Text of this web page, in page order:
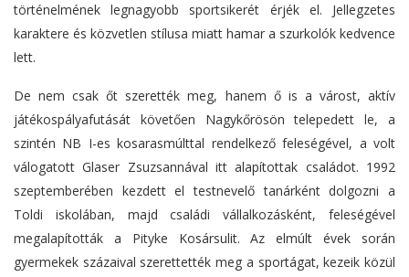
történelmének legnagyobb sportsikerét érjék el. Jellegzetes
karaktere és közvetlen stílusa miatt hamar a szurkolók kedvence
lett.
De nem csak őt szerették meg, hanem ő is a várost, aktív
játékospályafutását követően Nagykőrösön telepedett le, a
szintén NB I-es kosarasmúlttal rendelkező feleségével, a volt
válogatott Glaser Zsuzsannával itt alapítottak családot. 1992
szeptemberében kezdett el testnevelő tanárként dolgozni a
Toldi iskolában, majd családi vállalkozásként, feleségével
megalapították a Pityke Kosársulit. Az elmúlt évek során
gyermekek százaival szerettették meg a sportágat, kezeik közül